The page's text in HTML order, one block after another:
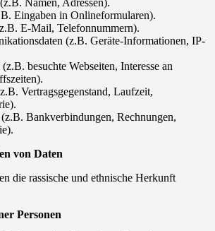
Eingaben in Onlineformularen).
E-Mail, Telefonnummern).
(z.B. Geräte-Informationen, IP-
besuchte Webseiten, Interesse an
Vertragsgegenstand, Laufzeit,
Bankverbindungen, Rechnungen,
von Daten
die rassische und ethnische Herkunft
Personen